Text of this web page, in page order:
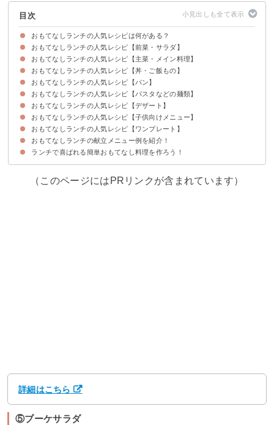
目次
おもてなしランチの人気レシピは何がある？
おもてなしランチの人気レシピ【前菜・サラダ】
①ハッセルバックポテト
②作り置きもできるキャロットラペ
③レタスで作るタコス
④簡単カマンベールチーズと生ハムのカナッペ
⑤ブーケサラダ
⑥グリル野菜のマリネ
おもてなしランチの人気レシピ【主菜・メイン料理】
①お家でカフェランチ風のキッシュロレーヌ
②簡単なチキンのハーブ焼き
③作り置きできる豚のテリーヌ
④鶏のオレンジソース
⑤鮭とポテトのオーブン焼き
⑥自宅で簡単ローストポーク
⑦お家でフレンチ鯛のポワレ
⑧作り置きできる紅茶の煮豚
おもてなしランチの人気レシピ【丼・ご飯もの】
①チキンドリア
②チーズリゾット
③本格パエリア
④和風のステーキ丼
⑤オムライスケーキ
⑥自宅で本格的なスパイスキーマカレー
⑦ビーフストロガノフ
⑧本格ジャンバラヤ
⑨和風でおしゃれなお花寿司
おもてなしランチの人気レシピ【パン】
①手作りピザ
②アメリカンクラブハウスサンド
③ハンバーガー
④シチューパングラタン
⑤クロックムッシュ風フレンチトースト
おもてなしランチの人気レシピ【パスタなどの麺類】
①ツナとチーズのトマトパスタ
②簡単トマトの冷製パスタ
③カラフルな手まりうどん
④ラザニア
⑤鮭とアスパラガスのパスタ
おもてなしランチの人気レシピ【デザート】
①いちごのロールサンド
②ワッフル
③豆花
④トライフル風スコップケーキ
⑤ベイクドチーズケーキ
⑥オープンパンケーキ
⑦簡単バナナヨーグルトグラタン
⑧秋のデザートにかぼちゃモンブラン
おもてなしランチの人気レシピ【子供向けメニュー】
①煮込みハンバーグ
②チキンナゲット
③チーズクロワッサンパイ
④和風にも合うポテトサラダ
⑤アメリカンドッグ
おもてなしランチの人気レシピ【ワンプレート】
①生姜焼きのワンプレートランチ
②カオマンガイ
③ワンプレートガパオ
④ロコモコ
おもてなしランチの献立メニュー例を紹介！
献立メニュー例①〜義母・義両親のおもてなしにおすすめの和食のランチ〜
献立メニュー例②〜友達のおもてなしにおすすめの豪華な洋食ランチ〜
献立メニュー例③〜女子会におすすめのおしゃれな軽食風ランチ〜
ランチで喜ばれる簡単おもてなし料理を作ろう！
（このページにはPRリンクが含まれています）
詳細はこちら
⑤ブーケサラダ